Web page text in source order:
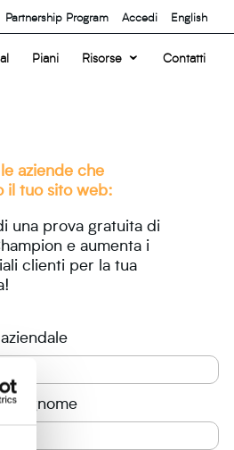
Partnership Program Accedi English
Piani Risorse Contatti
aziende che
il tuo sito web:
una prova gratuita di
e aumenta i
clienti per la tua
cognome